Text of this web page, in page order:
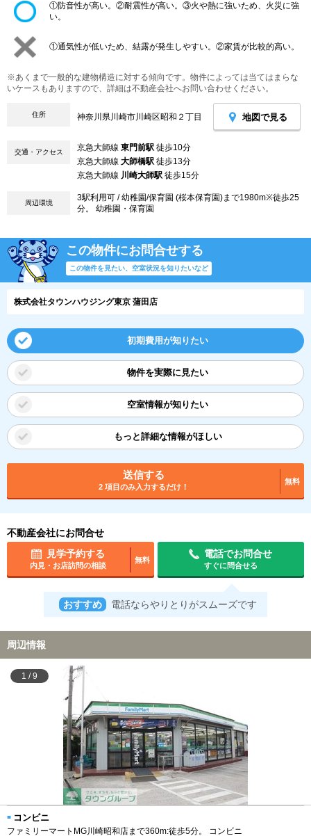
①防音性が高い。②耐震性が高い。③火や熱に強いため、火災に強
い。
①通気性が低いため、結露が発生しやすい。②家賃が比較的高い。
※あくまで一般的な建物構造に対する傾向です。物件によっては当てはまらな
いケースもありますので、詳細は不動産会社へお問い合わせください。
住所 神奈川県川崎市川崎区昭和２丁目 地図で見る
交通・アクセス 京急大師線 東門前駅 徒歩10分
京急大師線 大師橋駅 徒歩13分
京急大師線 川崎大師駅 徒歩15分
周辺環境
3駅利用可 / 幼稚園/保育園 (桜本保育園)まで1980m※徒歩25
分。 幼稚園・保育園
この物件にお問合せする
この物件を見たい、空室状況を知りたいなど
株式会社タウンハウジング東京 蒲田店
初期費用が知りたい
物件を実際に見たい
空室情報が知りたい
もっと詳細な情報がほしい
送信する
2 項目のみ入力するだけ！
無料
不動産会社にお問合せ
見学予約する
内見・お店訪問の相談
無料
電話でお問合せ
すぐに問合せる
おすすめ 電話ならやりとりがスムーズです
周辺情報
1 /9
コンビニ
ファミリーマートMG川崎昭和店まで360m:徒歩5分。 コンビニ